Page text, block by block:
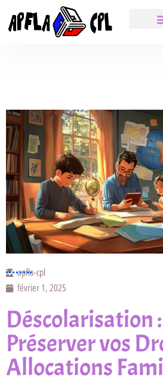
apfla-cpl
février 1, 2025
Déscolarisation
Préserver vos
Allocations